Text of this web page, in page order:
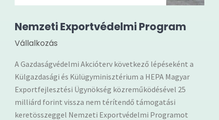
Nemzeti Exportvédelmi Program
Vállalkozás
A Gazdaságvédelmi Akcióterv következő lépéseként a
Külgazdasági és Külügyminisztérium a HEPA Magyar
Exportfejlesztési Ügynökség közreműködésével 25
milliárd forint vissza nem térítendő támogatási
keretösszeggel Nemzeti Exportvédelmi Programot